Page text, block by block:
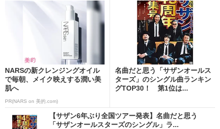
NARSの新クレンジングオイル
で毎朝、メイク映えする潤い美
肌へ
PR(NARS on 美的.com)
名曲だと思う「サザンオールス
ターズ」のシングル曲ランキン
グTOP30！ 第1位は...
【サザン6年ぶり全国ツアー発表】名曲だと思う
「サザンオールスターズのシングル」ラ...